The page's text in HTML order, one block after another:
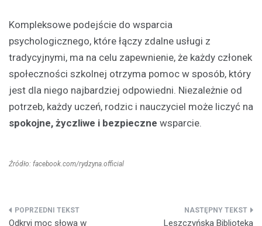
Kompleksowe podejście do wsparcia
psychologicznego, które łączy zdalne usługi z
tradycyjnymi, ma na celu zapewnienie, że każdy członek
społeczności szkolnej otrzyma pomoc w sposób, który
jest dla niego najbardziej odpowiedni. Niezależnie od
potrzeb, każdy uczeń, rodzic i nauczyciel może liczyć na
spokojne, życzliwe i bezpieczne wsparcie.
Źródło: facebook.com/rydzyna.official
Nawigacja
Odkryj moc słowa w
Leszczyńska Biblioteka